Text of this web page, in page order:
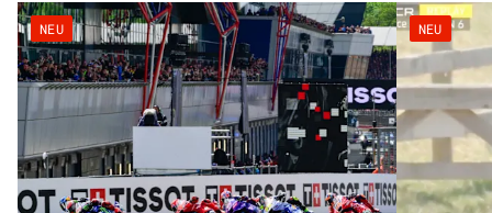
NEU NEU